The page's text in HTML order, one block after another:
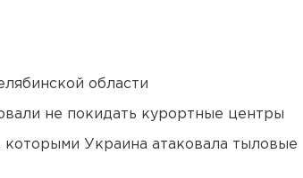
области
не покидать курортные центры
Украина атаковала тыловые